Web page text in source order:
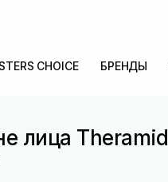
CHOICE БРЕНДЫ
лица Theramid